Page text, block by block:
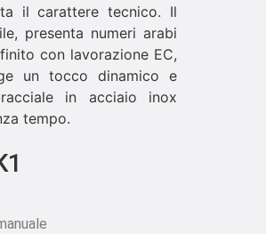
il carattere tecnico. Il
presenta numeri arabi
con lavorazione EC,
un tocco dinamico e
in acciaio inox
tempo.